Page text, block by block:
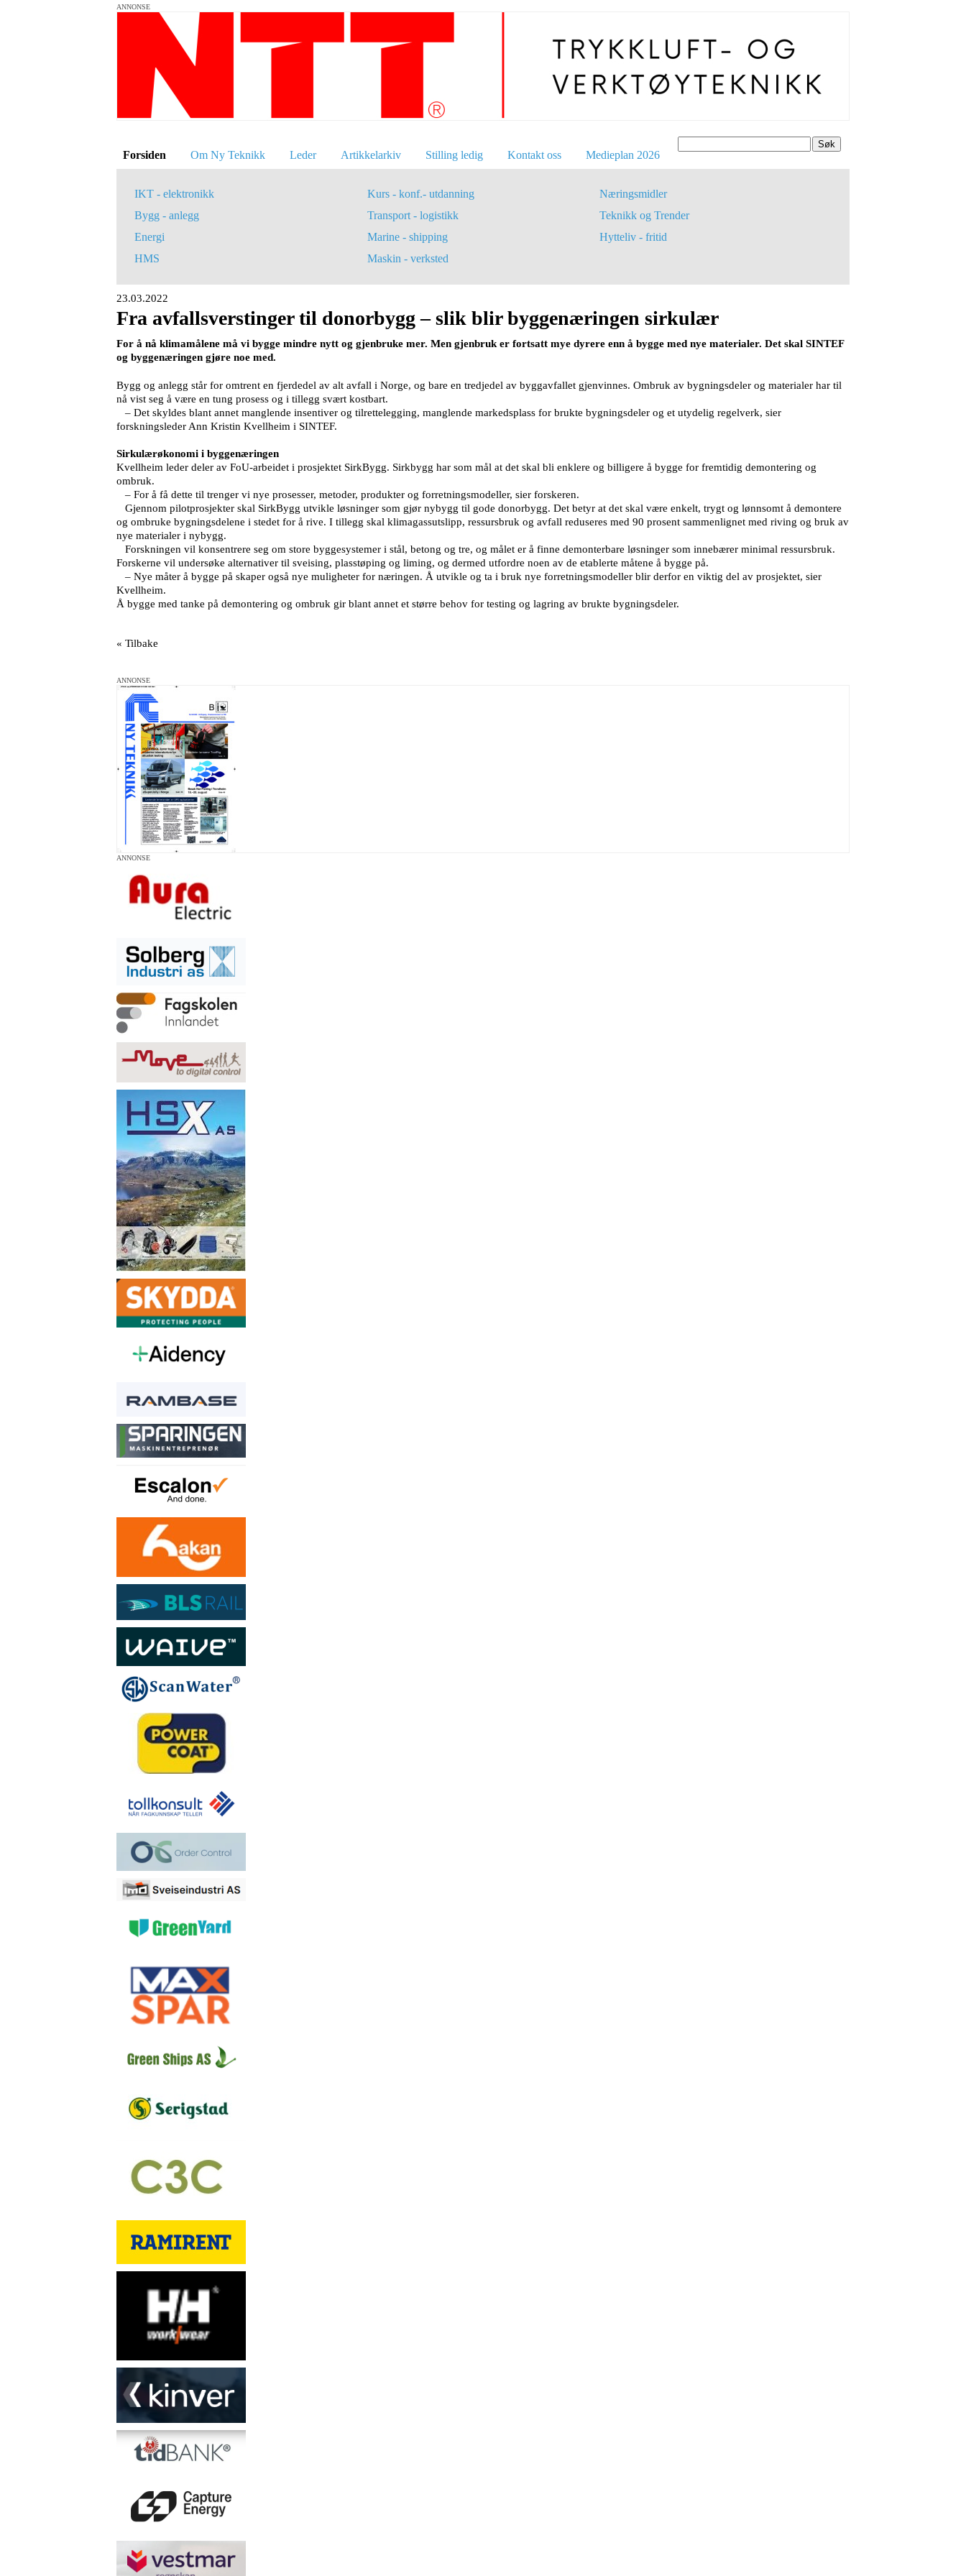
ANNONSE
Søk
Forsiden Om Ny Teknikk Leder Artikkelarkiv Stilling ledig Kontakt oss Medieplan 2026
IKT - elektronikk
Bygg - anlegg
Energi
HMS
Kurs - konf.- utdanning
Transport - logistikk
Marine - shipping
Maskin - verksted
Næringsmidler
Teknikk og Trender
Hytteliv - fritid
23.03.2022
Fra avfallsverstinger til donorbygg – slik blir byggenæringen sirkulær
For å nå klimamålene må vi bygge mindre nytt og gjenbruke mer. Men gjenbruk er fortsatt mye dyrere enn å bygge med nye materialer. Det skal SINTEF
og byggenæringen gjøre noe med.
Bygg og anlegg står for omtrent en fjerdedel av alt avfall i Norge, og bare en tredjedel av byggavfallet gjenvinnes. Ombruk av bygningsdeler og materialer har til
nå vist seg å være en tung prosess og i tillegg svært kostbart.
– Det skyldes blant annet manglende insentiver og tilrettelegging, manglende markedsplass for brukte bygningsdeler og et utydelig regelverk, sier
forskningsleder Ann Kristin Kvellheim i SINTEF.
Sirkulærøkonomi i byggenæringen
Kvellheim leder deler av FoU-arbeidet i prosjektet SirkBygg. Sirkbygg har som mål at det skal bli enklere og billigere å bygge for fremtidig demontering og
ombruk.
– For å få dette til trenger vi nye prosesser, metoder, produkter og forretningsmodeller, sier forskeren.
Gjennom pilotprosjekter skal SirkBygg utvikle løsninger som gjør nybygg til gode donorbygg. Det betyr at det skal være enkelt, trygt og lønnsomt å demontere
og ombruke bygningsdelene i stedet for å rive. I tillegg skal klimagassutslipp, ressursbruk og avfall reduseres med 90 prosent sammenlignet med riving og bruk av
nye materialer i nybygg.
Forskningen vil konsentrere seg om store byggesystemer i stål, betong og tre, og målet er å finne demonterbare løsninger som innebærer minimal ressursbruk.
Forskerne vil undersøke alternativer til sveising, plasstøping og liming, og dermed utfordre noen av de etablerte måtene å bygge på.
– Nye måter å bygge på skaper også nye muligheter for næringen. Å utvikle og ta i bruk nye forretningsmodeller blir derfor en viktig del av prosjektet, sier
Kvellheim.
Å bygge med tanke på demontering og ombruk gir blant annet et større behov for testing og lagring av brukte bygningsdeler.
« Tilbake
ANNONSE
ANNONSE